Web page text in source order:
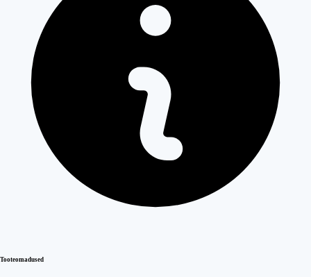
Tooteomadused